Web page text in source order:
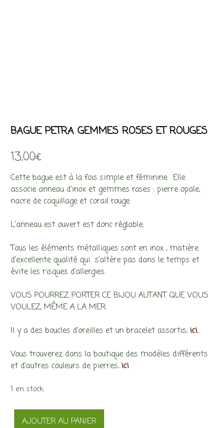
BAGUE PETRA GEMMES ROSES ET ROUGES
13,00€
Cette bague est à la fois simple et féminine. Elle
associe anneau d’inox et gemmes roses : pierre opale,
nacre de coquillage et corail rouge.
L’anneau est ouvert est donc réglable.
Tous les éléments métalliques sont en inox , matière
d’excellente qualité qui s’altère pas dans le temps et
évite les risques d’allergies.
VOUS POURREZ PORTER CE BIJOU AUTANT QUE VOUS
VOULEZ, MÊME A LA MER.
Il y a des boucles d’oreilles et un bracelet assortis, ici.
Vous trouverez dans la boutique des modèles différents
et d’autres couleurs de pierres.ici
1 en stock
quantité
AJOUTER AU PANIER